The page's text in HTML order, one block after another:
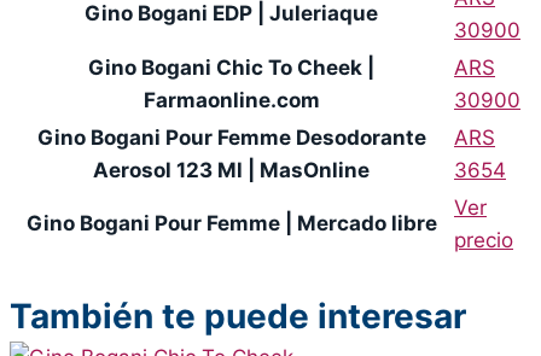
Gino Bogani EDP | Juleriaque
30900
Gino Bogani Chic To Cheek |
Farmaonline.com
ARS
30900
Gino Bogani Pour Femme Desodorante
Aerosol 123 Ml | MasOnline
ARS
3654
Gino Bogani Pour Femme | Mercado libre
Ver
precio
También te puede interesar